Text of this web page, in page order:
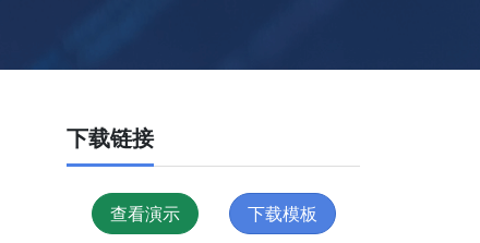
下载链接
查看演示 下载模板